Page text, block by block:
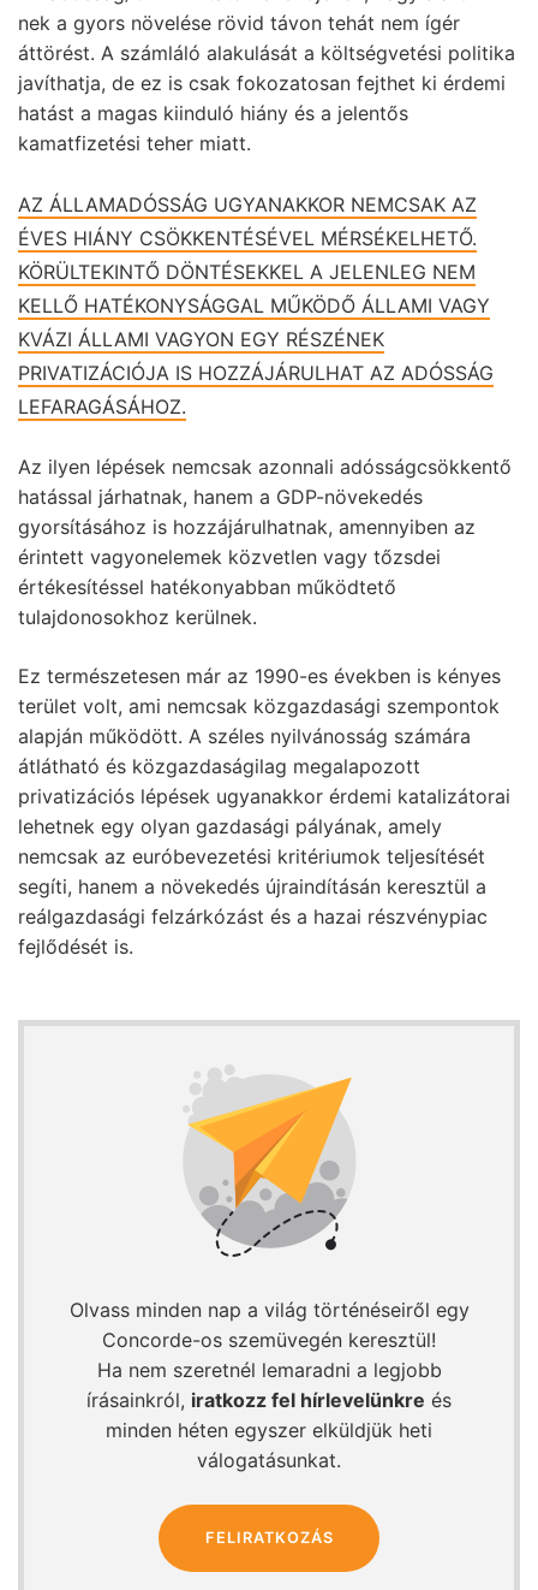
nek a gyors növelése rövid távon tehát nem ígér
áttörést. A számláló alakulását a költségvetési politika
javíthatja, de ez is csak fokozatosan fejthet ki érdemi
hatást a magas kiinduló hiány és a jelentős
kamatfizetési teher miatt.
AZ ÁLLAMADÓSSÁG UGYANAKKOR NEMCSAK AZ
ÉVES HIÁNY CSÖKKENTÉSÉVEL MÉRSÉKELHETŐ.
KÖRÜLTEKINTŐ DÖNTÉSEKKEL A JELENLEG NEM
KELLŐ HATÉKONYSÁGGAL MŰKÖDŐ ÁLLAMI VAGY
KVÁZI ÁLLAMI VAGYON EGY RÉSZÉNEK
PRIVATIZÁCIÓJA IS HOZZÁJÁRULHAT AZ ADÓSSÁG
LEFARAGÁSÁHOZ.
Az ilyen lépések nemcsak azonnali adósságcsökkentő
hatással járhatnak, hanem a GDP-növekedés
gyorsításához is hozzájárulhatnak, amennyiben az
érintett vagyonelemek közvetlen vagy tőzsdei
értékesítéssel hatékonyabban működtető
tulajdonosokhoz kerülnek.
Ez természetesen már az 1990-es években is kényes
terület volt, ami nemcsak közgazdasági szempontok
alapján működött. A széles nyilvánosság számára
átlátható és közgazdaságilag megalapozott
privatizációs lépések ugyanakkor érdemi katalizátorai
lehetnek egy olyan gazdasági pályának, amely
nemcsak az euróbevezetési kritériumok teljesítését
segíti, hanem a növekedés újraindításán keresztül a
reálgazdasági felzárkózást és a hazai részvénypiac
fejlődését is.
Olvass minden nap a világ történéseiről egy
Concorde-os szemüvegén keresztül!
Ha nem szeretnél lemaradni a legjobb
írásainkról, iratkozz fel hírlevelünkre és
minden héten egyszer elküldjük heti
válogatásunkat.
FELIRATKOZÁS